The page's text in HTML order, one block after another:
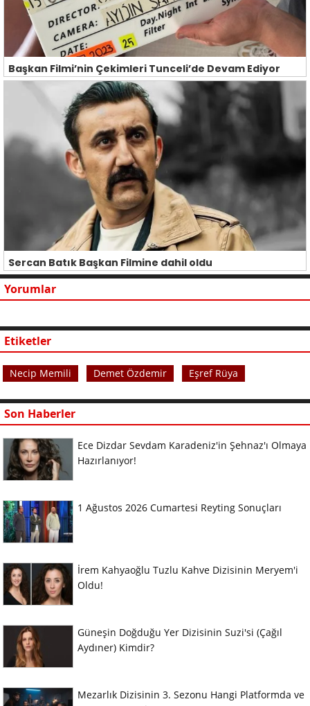
Başkan Filmi’nin Çekimleri Tunceli’de Devam Ediyor
Sercan Batık Başkan Filmine dahil oldu
Yorumlar
Etiketler
Necip Memili Demet Özdemir Eşref Rüya
Son Haberler
Ece Dizdar Sevdam Karadeniz'in Şehnaz'ı Olmaya
Hazırlanıyor!
1 Ağustos 2026 Cumartesi Reyting Sonuçları
İrem Kahyaoğlu Tuzlu Kahve Dizisinin Meryem'i
Oldu!
Güneşin Doğduğu Yer Dizisinin Suzi'si (Çağıl
Aydıner) Kimdir?
Mezarlık Dizisinin 3. Sezonu Hangi Platformda ve